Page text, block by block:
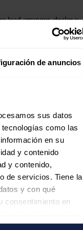
de anuncios
sus datos
como las
en su
y contenido
y contenido,
de servicios. Tiene la
y con qué
consentimiento en
lead arranger, dealer y
Renta 4 Banco y
a Evergreen
a Enel
ha recibido una
calificación ESG
medio ambiente del
marco de financiación
los estándares